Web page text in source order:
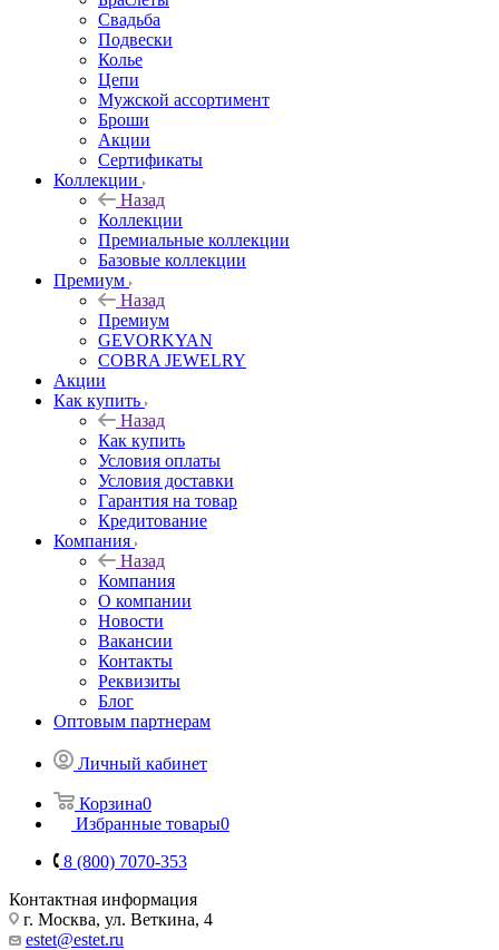
Свадьба
Подвески
Колье
Цепи
Мужской ассортимент
Броши
Акции
Сертификаты
Коллекции
Назад
Коллекции
Премиальные коллекции
Базовые коллекции
Премиум
Назад
Премиум
GEVORKYAN
COBRA JEWELRY
Акции
Как купить
Назад
Как купить
Условия оплаты
Условия доставки
Гарантия на товар
Кредитование
Компания
Назад
Компания
О компании
Новости
Вакансии
Контакты
Реквизиты
Блог
Оптовым партнерам
Личный кабинет
Корзина0
Избранные товары0
8 (800) 7070-353
Контактная информация
г. Москва, ул. Веткина, 4
estet@estet.ru